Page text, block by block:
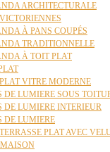
ARCHITECTURALE
À PANS COUPÉS
TRADITIONNELLE
À TOIT PLAT
VITRE MODERNE
DE LUMIERE SOUS
DE LUMIERE INTERIEUR
DE LUMIERE
PLAT AVEC